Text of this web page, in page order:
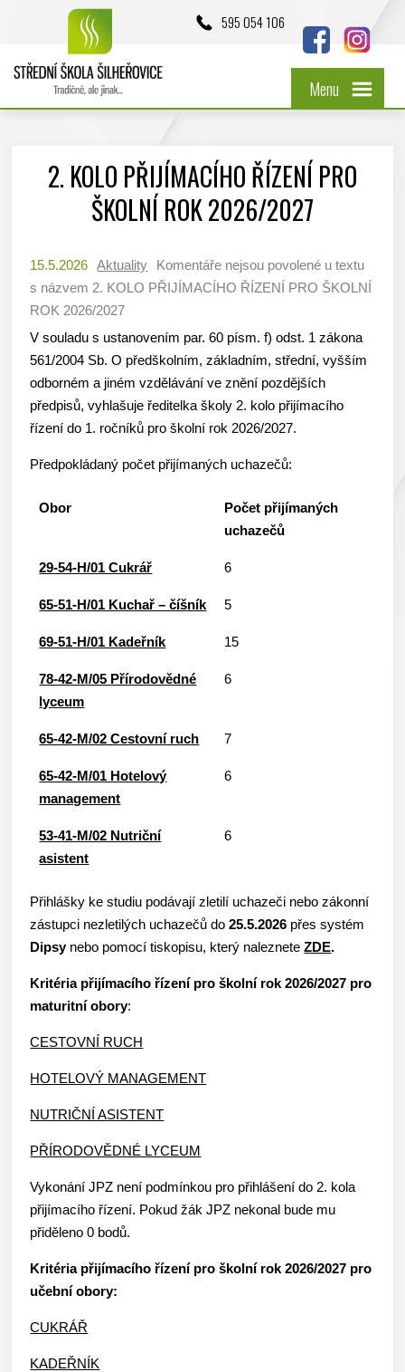
595 054 106
Menu
2. KOLO PŘIJÍMACÍHO ŘÍZENÍ PRO
ŠKOLNÍ ROK 2026/2027
15.5.2026 Aktuality Komentáře nejsou povolené u textu
s názvem 2. KOLO PŘIJÍMACÍHO ŘÍZENÍ PRO ŠKOLNÍ
ROK 2026/2027
V souladu s ustanovením par. 60 písm. f) odst. 1 zákona
561/2004 Sb. O předškolním, základním, střední, vyšším
odborném a jiném vzdělávání ve znění pozdějších
předpisů, vyhlašuje ředitelka školy 2. kolo přijímacího
řízení do 1. ročníků pro školní rok 2026/2027.
Předpokládaný počet přijímaných uchazečů:
Obor
Počet přijímaných
uchazečů
29-54-H/01 Cukrář 6
65-51-H/01 Kuchař – číšník 5
69-51-H/01 Kadeřník 15
78-42-M/05 Přírodovědné
lyceum
6
65-42-M/02 Cestovní ruch 7
65-42-M/01 Hotelový
management
6
53-41-M/02 Nutriční
asistent
6
Přihlášky ke studiu podávají zletilí uchazeči nebo zákonní
zástupci nezletilých uchazečů do25.5.2026 přes systém
Dipsy nebo pomocí tiskopisu, který nalezneteZDE.
Kritéria přijímacího řízení pro školní rok 2026/2027 pro
maturitní obory:
CESTOVNÍ RUCH
HOTELOVÝ MANAGEMENT
NUTRIČNÍ ASISTENT
PŘÍRODOVĚDNÉ LYCEUM
Vykonání JPZ není podmínkou pro přihlášení do 2. kola
přijímacího řízení. Pokud žák JPZ nekonal bude mu
přiděleno 0 bodů.
Kritéria přijímacího řízení pro školní rok 2026/2027 pro
učební obory:
CUKRÁŘ
KADEŘNÍK